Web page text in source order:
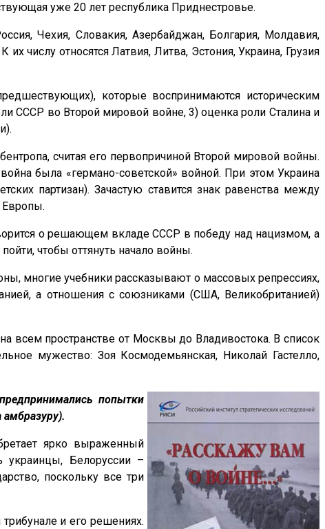
уже 20 лет республика Приднестровье.
Чехия, Словакия, Азербайджан, Болгария, Молдавия,
числу относятся Латвия, Литва, Эстония, Украина, Грузия
которые воспринимаются историческим
СССР во Второй мировой войне, 3) оценка роли Сталина и
считая его первопричиной Второй мировой войны.
была «германо-советской» войной. При этом Украина
партизан). Зачастую ставится знак равенства между
Европы.
о решающем вкладе СССР в победу над нацизмом, а
чтобы оттянуть начало войны.
многие учебники рассказывают о массовых репрессиях,
а отношения с союзниками (США, Великобританией)
всем пространстве от Москвы до Владивостока. В список
мужество: Зоя Космодемьянская, Николай Гастелло,
попытки
ярко выраженный
украинцы, Белоруссии –
поскольку все три
и его решениях.